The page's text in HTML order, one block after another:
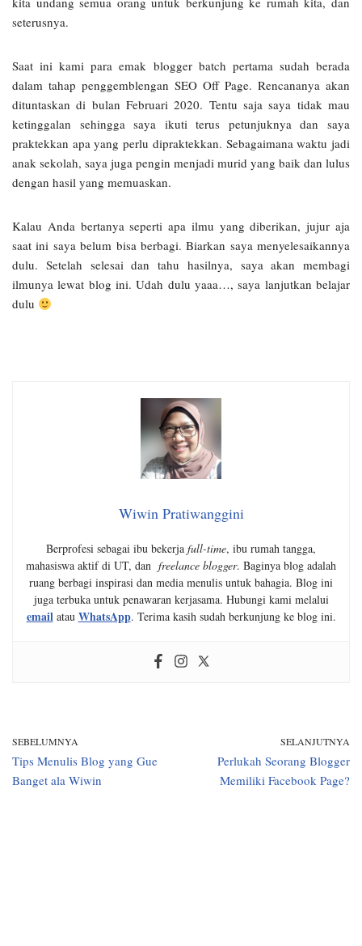
seterusnya.
Saat ini kami para emak blogger batch pertama sudah berada
dalam tahap penggemblengan SEO Off Page. Rencananya akan
dituntaskan di bulan Februari 2020. Tentu saja saya tidak mau
ketinggalan sehingga saya ikuti terus petunjuknya dan saya
praktekkan apa yang perlu dipraktekkan. Sebagaimana waktu jadi
anak sekolah, saya juga pengin menjadi murid yang baik dan lulus
dengan hasil yang memuaskan.
Kalau Anda bertanya seperti apa ilmu yang diberikan, jujur aja
saat ini saya belum bisa berbagi. Biarkan saya menyelesaikannya
dulu. Setelah selesai dan tahu hasilnya, saya akan membagi
ilmunya lewat blog ini. Udah dulu yaaa…, saya lanjutkan belajar
dulu
Wiwin Pratiwanggini
Berprofesi sebagai ibu bekerja full-time, ibu rumah tangga,
mahasiswa aktif di UT, dan freelance blogger. Baginya blog adalah
ruang berbagi inspirasi dan media menulis untuk bahagia. Blog ini
juga terbuka untuk penawaran kerjasama. Hubungi kami melalui
emailatau WhatsApp. Terima kasih sudah berkunjung ke blog ini.
SEBELUMNYA
Tips Menulis Blog yang Gue
Banget ala Wiwin
SELANJUTNYA
Perlukah Seorang Blogger
Memiliki Facebook Page?